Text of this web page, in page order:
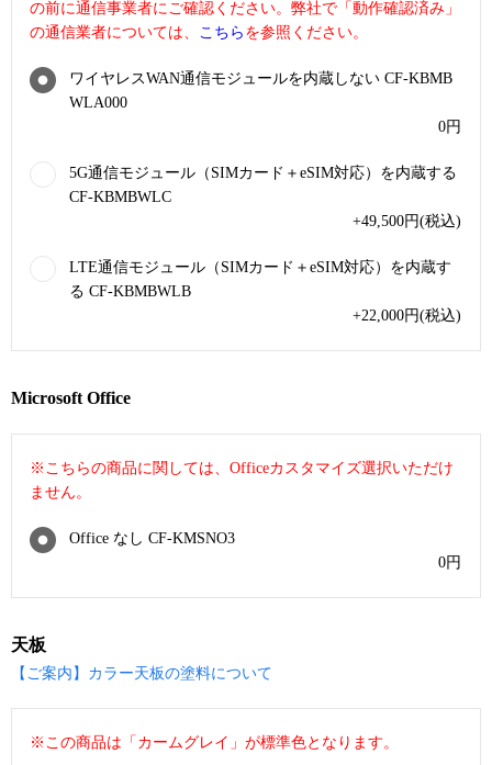
の前に通信事業者にご確認ください。弊社で「動作確認済み」
の通信業者については、
こちら を参照ください。
ワイヤレスWAN通信モジュールを内蔵しない CF-KBMB
WLA000
0円
5G通信モジュール（SIMカード＋eSIM対応）を内蔵する
CF-KBMBWLC
+49,500円(税込)
LTE通信モジュール（SIMカード＋eSIM対応）を内蔵す
る CF-KBMBWLB
+22,000円(税込)
Microsoft Office
※こちらの商品に関しては、Officeカスタマイズ選択いただけ
ません。
Office なし CF-KMSNO3
0円
天板
【ご案内】カラー天板の塗料について
※この商品は「カームグレイ」が標準色となります。